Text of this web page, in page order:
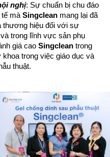
nghị: Sự chuẩn bị chu đáo
mà Singclean mang lại đã
thương hiệu đối với sự
trong lĩnh vực sản phụ
giá cao Singclean trong
trong việc giáo dục và
thuật.